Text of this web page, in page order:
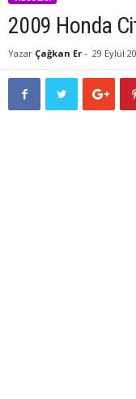
2009 Honda
Yazar Çağkan Er - 29 Eylül